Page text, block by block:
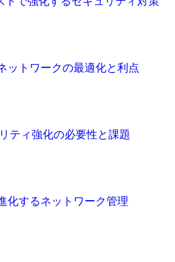
ットワークの最適化と利点
ティ強化の必要性と課題
化するネットワーク管理